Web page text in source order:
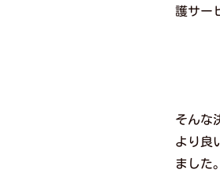
護サー
そんな
より良
ました。